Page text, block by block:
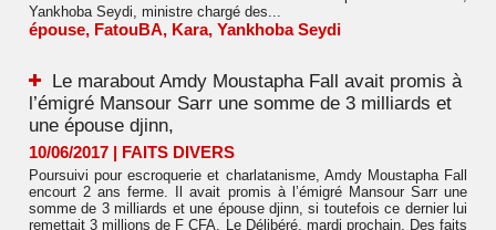
Yankhoba Seydi, ministre chargé des...
épouse, FatouBA, Kara, Yankhoba Seydi
Le marabout Amdy Moustapha Fall avait promis à
l’émigré Mansour Sarr une somme de 3 milliards et
une épouse djinn,
10/06/2017 | FAITS DIVERS
Poursuivi pour escroquerie et charlatanisme, Amdy Moustapha Fall
encourt 2 ans ferme. Il avait promis à l’émigré Mansour Sarr une
somme de 3 milliards et une épouse djinn, si toutefois ce dernier lui
remettait 3 millions de F CFA. Le Délibéré, mardi prochain. Des faits